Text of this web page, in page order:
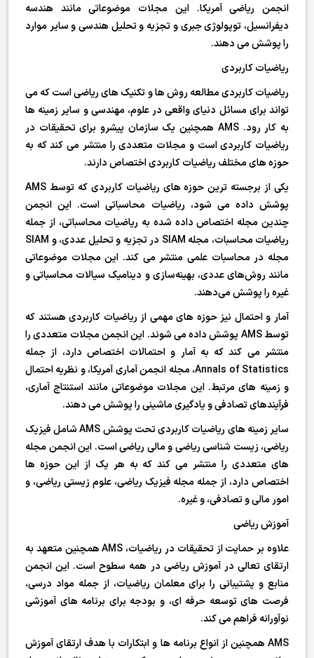
انجمن ریاضی آمریکا. این مجلات موضوعاتی مانند هندسه
دیفرانسیل، توپولوژی جبری و تجزیه و تحلیل هندسی و سایر موارد
را پوشش می دهند.
ریاضیات کاربردی
ریاضیات کاربردی مطالعه روش ها و تکنیک های ریاضی است که می
تواند برای مسائل دنیای واقعی در علوم، مهندسی و سایر زمینه ها
به کار رود. AMS همچنین یک سازمان پیشرو برای تحقیقات در
ریاضیات کاربردی است و مجلات متعددی را منتشر می کند که به
حوزه های مختلف ریاضیات کاربردی اختصاص دارند.
یکی از برجسته ترین حوزه های ریاضیات کاربردی که توسط AMS
پوشش داده می شود، ریاضیات محاسباتی است. این انجمن
چندین مجله اختصاص داده شده به ریاضیات محاسباتی، از جمله
ریاضیات محاسبات، مجله SIAM در تجزیه و تحلیل عددی، و SIAM
مجله در محاسبات علمی منتشر می کند. این مجلات موضوعاتی
مانند روش‌های عددی، بهینه‌سازی و دینامیک سیالات محاسباتی و
غیره را پوشش می‌دهند.
آمار و احتمال نیز حوزه های مهمی از ریاضیات کاربردی هستند که
توسط AMS پوشش داده می شوند. این انجمن مجلات متعددی را
منتشر می کند که به آمار و احتمالات اختصاص دارد، از جمله
Annals of Statistics، مجله انجمن آماری آمریکا، و نظریه احتمال
و زمینه های مرتبط. این مجلات موضوعاتی مانند استنتاج آماری،
فرآیندهای تصادفی و یادگیری ماشینی را پوشش می دهند.
سایر زمینه های ریاضیات کاربردی تحت پوشش AMS شامل فیزیک
ریاضی، زیست شناسی ریاضی و مالی ریاضی است. این انجمن مجله
های متعددی را منتشر می کند که به هر یک از این حوزه ها
اختصاص دارد، از جمله مجله فیزیک ریاضی، علوم زیستی ریاضی، و
امور مالی و تصادفی، و غیره.
آموزش ریاضی
علاوه بر حمایت از تحقیقات در ریاضیات، AMS همچنین متعهد به
ارتقای تعالی در آموزش ریاضی در همه سطوح است. این انجمن
منابع و پشتیبانی را برای معلمان ریاضیات، از جمله مواد درسی،
فرصت های توسعه حرفه ای، و بودجه برای برنامه های آموزشی
نوآورانه فراهم می کند.
AMS همچنین از انواع برنامه ها و ابتکارات با هدف ارتقای آموزش